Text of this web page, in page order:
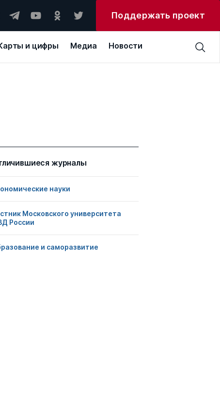
Поддержать проект
и цифры Медиа Новости
журналы
науки
Московского университета
России
и саморазвитие